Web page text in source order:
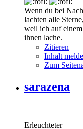
Wenn du bei
lachten alle Sterne,
weil ich auf
ihnen lache.
Zitieren
Inhalt
Zum
sarazena
Erleuchteter